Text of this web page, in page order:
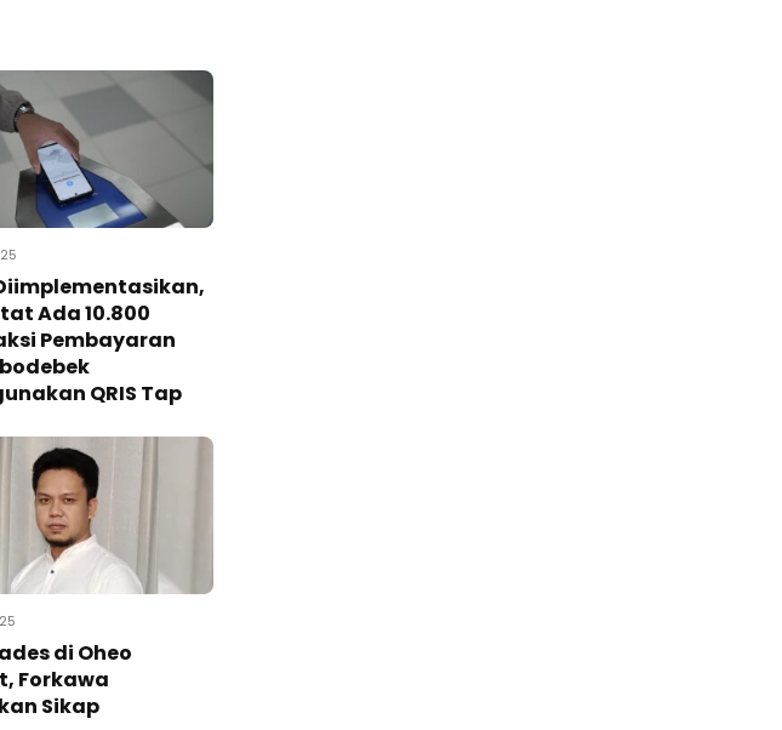
Ada 10.800
Pembayaran
QRIS Tap
di Oheo
Forkawa
Sikap